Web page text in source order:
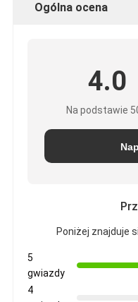
Ogólna ocena
4.0
Na podstawie
Poniżej znajduje
5
gwiazdy
4